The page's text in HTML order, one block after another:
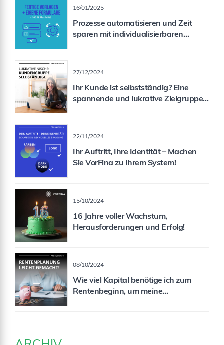
16/01/2025
Prozesse automatisieren und Zeit
sparen mit individualisierbaren
27/12/2024
Ihr Kunde ist selbstständig? Eine
spannende und lukrative Zielgruppe
22/11/2024
Ihr Auftritt, Ihre Identität – Machen
Sie VorFina zu Ihrem System!
15/10/2024
16 Jahre voller Wachstum,
Herausforderungen und Erfolg!
08/10/2024
Wie viel Kapital benötige ich zum
Rentenbeginn, um meine